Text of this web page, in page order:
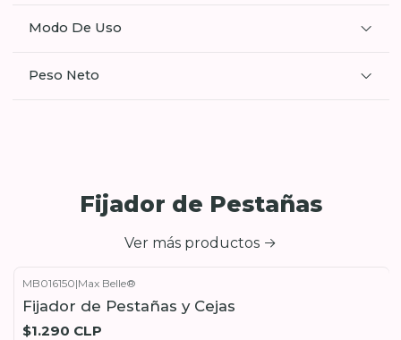
Modo De Uso
Peso Neto
Fijador de Pestañas
Ver más productos
MB016150|Max Belle®
Fijador de Pestañas y Cejas
$1.290 CLP